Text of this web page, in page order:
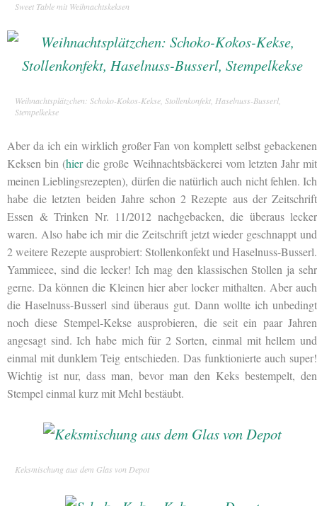
Sweet Table mit Weihnachtskeksen
Weihnachtsplätzchen: Schoko-Kokos-Kekse, Stollenkonfekt, Haselnuss-Busserl,
Stempelkekse
Aber da ich ein wirklich großer Fan von komplett selbst gebackenen
Keksen bin (hierdie große Weihnachtsbäckerei vom letzten Jahr mit
meinen Lieblingsrezepten), dürfen die natürlich auch nicht fehlen. Ich
habe die letzten beiden Jahre schon 2 Rezepte aus der Zeitschrift
Essen & Trinken Nr. 11/2012 nachgebacken, die überaus lecker
waren. Also habe ich mir die Zeitschrift jetzt wieder geschnappt und
2 weitere Rezepte ausprobiert: Stollenkonfekt und Haselnuss-Busserl.
Yammieee, sind die lecker! Ich mag den klassischen Stollen ja sehr
gerne. Da können die Kleinen hier aber locker mithalten. Aber auch
die Haselnuss-Busserl sind überaus gut. Dann wollte ich unbedingt
noch diese Stempel-Kekse ausprobieren, die seit ein paar Jahren
angesagt sind. Ich habe mich für 2 Sorten, einmal mit hellem und
einmal mit dunklem Teig entschieden. Das funktionierte auch super!
Wichtig ist nur, dass man, bevor man den Keks bestempelt, den
Stempel einmal kurz mit Mehl bestäubt.
Keksmischung aus dem Glas von Depot